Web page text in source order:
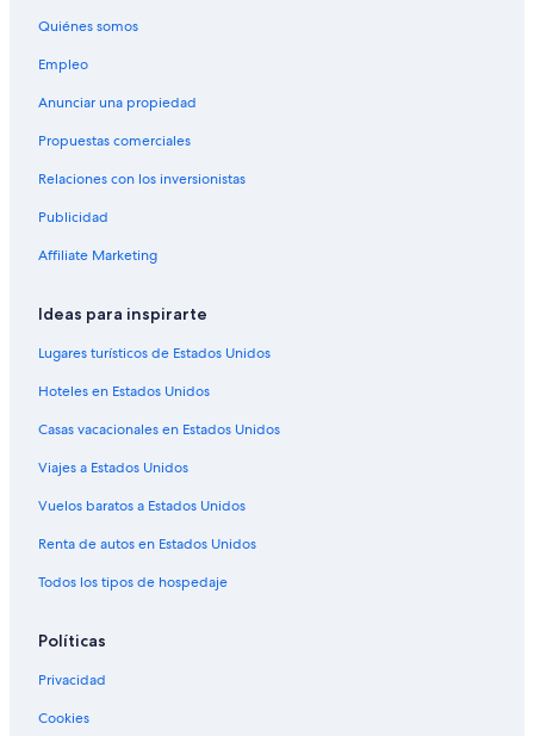
Hoteles cerca de Parque estatal Samuel H. Boardman
Hoteles 3 estrellas en Port Orford
Hoteles 4 estrellas en Port Orford
Hoteles haciendas en Port Orford
Hoteles baratos en Port Orford
Hoteles con vista en Port Orford
Hoteles cerca de Hawthorne Gallery
Apart-Hoteles en Gold Beach
Cabañas en Gold Beach
Casas vacacionales en Gold Beach
Resorts en Gold Beach
Hoteles románticos en Gold Beach
Hoteles en Gold Beach
Hoteles cerca de Campo de golf Salmon Run
Hoteles cerca de Parque estatal Harris Beach
Condominios en Harbor
Apart-Hoteles en Harbor
Quiénes somos
Empleo
Anunciar una propiedad
Propuestas comerciales
Relaciones con los inversionistas
Publicidad
Affiliate Marketing
Ideas para inspirarte
Lugares turísticos de Estados Unidos
Hoteles en Estados Unidos
Casas vacacionales en Estados Unidos
Viajes a Estados Unidos
Vuelos baratos a Estados Unidos
Renta de autos en Estados Unidos
Todos los tipos de hospedaje
Políticas
Privacidad
Cookies